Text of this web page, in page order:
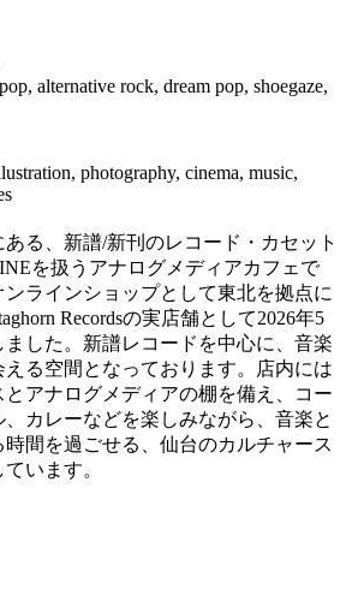
alternative rock, dream pop, shoegaze,
photography, cinema, music,
る、新譜/新刊のレコード・カセット
を扱うアナログメディアカフェで
ラインショップとして東北を拠点に
Recordsの実店舗として2026年5
ました。新譜レコードを中心に、音楽
る空間となっております。店内には
とアナログメディアの棚を備え、コー
、カレーなどを楽しみながら、音楽と
間を過ごせる、仙台のカルチャース
います。